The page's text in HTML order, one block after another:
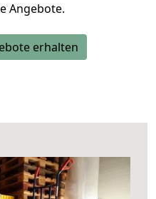
Angebote.
erhalten